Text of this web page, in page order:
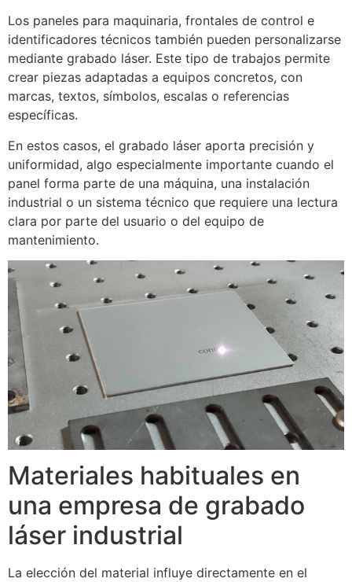
Los paneles para maquinaria, frontales de control e
identificadores técnicos también pueden personalizarse
mediante grabado láser. Este tipo de trabajos permite
crear piezas adaptadas a equipos concretos, con
marcas, textos, símbolos, escalas o referencias
específicas.
En estos casos, el grabado láser aporta precisión y
uniformidad, algo especialmente importante cuando el
panel forma parte de una máquina, una instalación
industrial o un sistema técnico que requiere una lectura
clara por parte del usuario o del equipo de
mantenimiento.
Materiales habituales en
una empresa de grabado
láser industrial
La elección del material influye directamente en el